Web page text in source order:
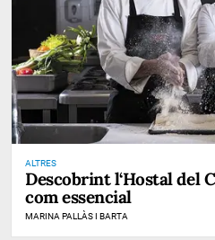
ALTRES
Descobrint l‘Hostal del
com essencial
MARINA PALLÀS I BARTA